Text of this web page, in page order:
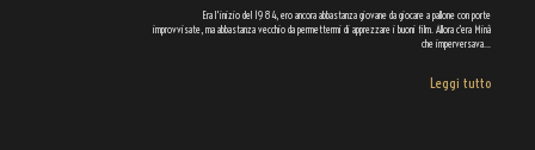
Era l'inizio del 1984, ero ancora abbastanza giovane da giocare a pallone con porte
improvvisate, ma abbastanza vecchio da permettermi di apprezzare i buoni film. Allora c’era Minà
che imperversava…
Leggi tutto